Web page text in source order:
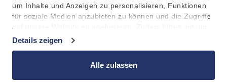
um Inhalte und Anzeigen zu personalisieren, Funktionen
für soziale Medien anzubieten zu können und die Zugriffe
auf unsere Website zu analysieren. Zudem bitten wir um
Ihre Einwilligung in die anschließende
kann die Verarbeitung außerhalb des EWR, z.b. in den
USA, erfolgen.
Details zeigen
Alle zulassen